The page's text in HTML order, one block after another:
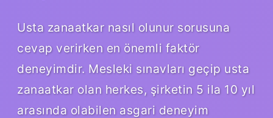
Usta zanaatkar nasıl olunur sorusuna
cevap verirken en önemli faktör
deneyimdir. Mesleki sınavları geçip usta
zanaatkar olan herkes, şirketin 5 ila 10 yıl
arasında olabilen asgari deneyim